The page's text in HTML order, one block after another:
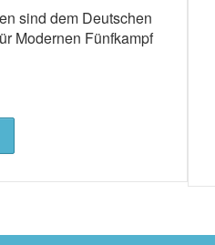
sind dem Deutschen
Modernen Fünfkampf